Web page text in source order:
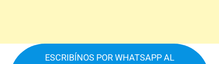
ESCRIBÍNOS POR WHATSAPP AL